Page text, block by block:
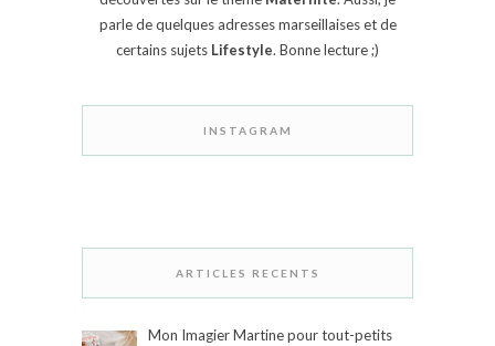
parle de quelques adresses marseillaises et de
certains sujets Lifestyle. Bonne lecture ;)
INSTAGRAM
ARTICLES RECENTS
Mon Imagier Martine pour tout-petits